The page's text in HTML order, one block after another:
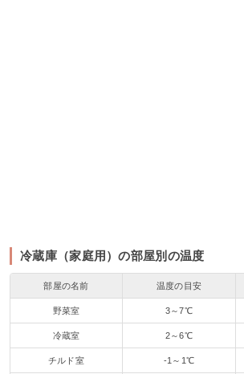
冷蔵庫（家庭用）の部屋別の温度
部屋の名前 温度の目安
野菜室 3～7℃
冷蔵室 2～6℃
チルド室 -1～1℃